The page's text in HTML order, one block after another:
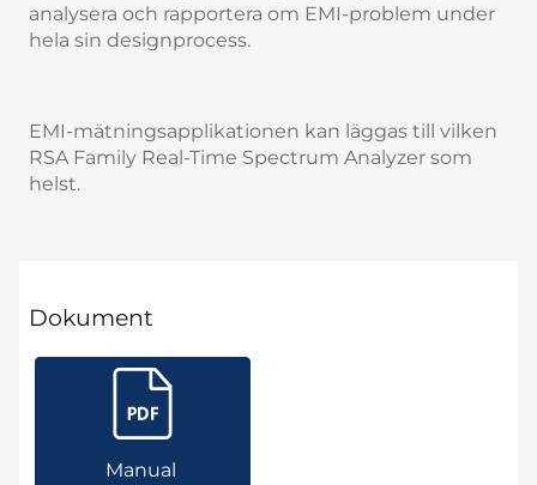
analysera och rapportera om EMI-problem under
hela sin designprocess.
EMI-mätningsapplikationen kan läggas till vilken
RSA Family Real-Time Spectrum Analyzer som
helst.
Dokument
Manual